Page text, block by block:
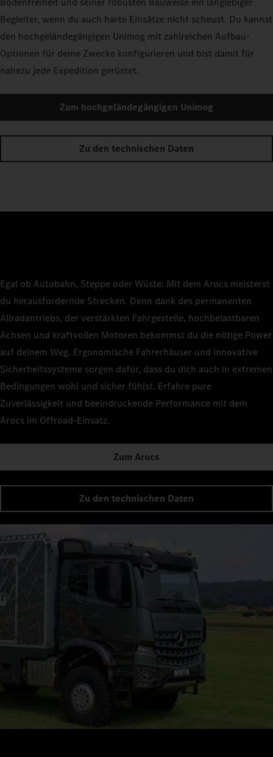
Begleiter, wenn du auch harte Einsätze nicht scheust. Du kannst
den hochgeländegängigen Unimog mit zahlreichen Aufbau-
Optionen für deine Zwecke konfigurieren und bist damit für
nahezu jede Expedition gerüstet.
Zum hochgeländegängigen Unimog
Zu den technischen Daten
Egal ob Autobahn, Steppe oder Wüste: Mit dem Arocs meisterst
du herausfordernde Strecken. Denn dank des permanenten
Allradantriebs, der verstärkten Fahrgestelle, hochbelastbaren
Achsen und kraftvollen Motoren bekommst du die nötige Power
auf deinem Weg. Ergonomische Fahrerhäuser und innovative
Sicherheitssysteme sorgen dafür, dass du dich auch in extremen
Bedingungen wohl und sicher fühlst. Erfahre pure
Zuverlässigkeit und beeindruckende Performance mit dem
Arocs im Offroad-Einsatz.
Zum Arocs
Zu den technischen Daten